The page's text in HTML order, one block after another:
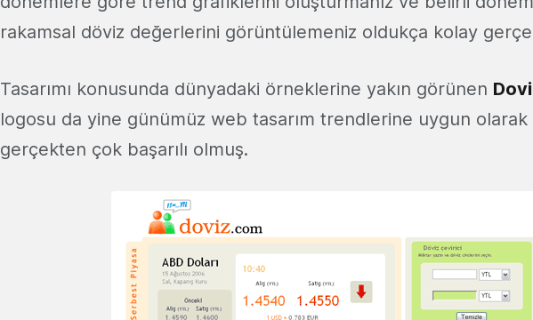
rakamsal döviz değerlerini görüntülemeniz oldukça kolay
Tasarımı konusunda dünyadaki örneklerine yakın görünen
logosu da yine günümüz web tasarım trendlerine uygun
gerçekten çok başarılı olmuş.